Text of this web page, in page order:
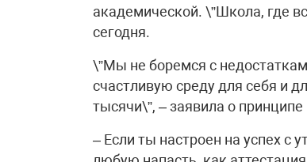
академической. \”Школа, где
сегодня.
\”Мы не боремся с
счастливую среду для себя и
тысячи\”, – заявила о
– Если ты настроен на успех с